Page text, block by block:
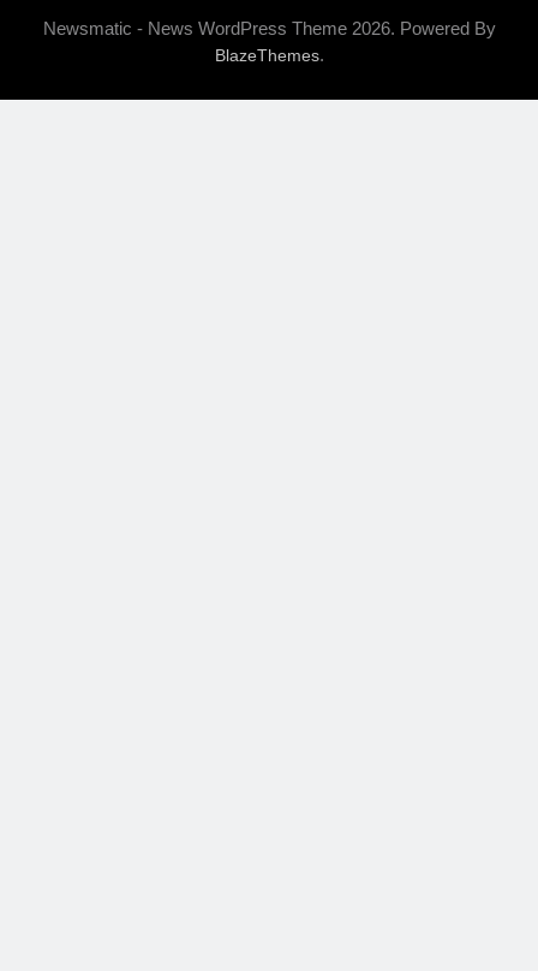
Newsmatic - News WordPress Theme 2026. Powered By
BlazeThemes.